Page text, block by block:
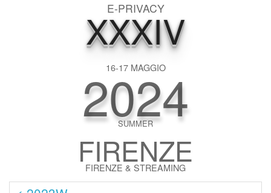
E-PRIVACY
XXXIV
16-17 MAGGIO
2024
SUMMER
FIRENZE
FIRENZE & STREAMING